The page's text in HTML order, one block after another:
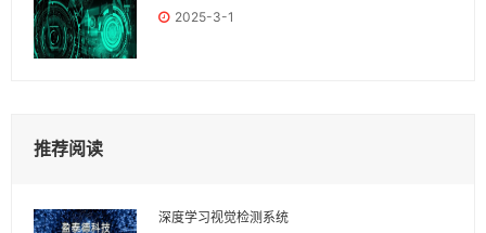
2025-3-1
推荐阅读
深度学习视觉检测系统